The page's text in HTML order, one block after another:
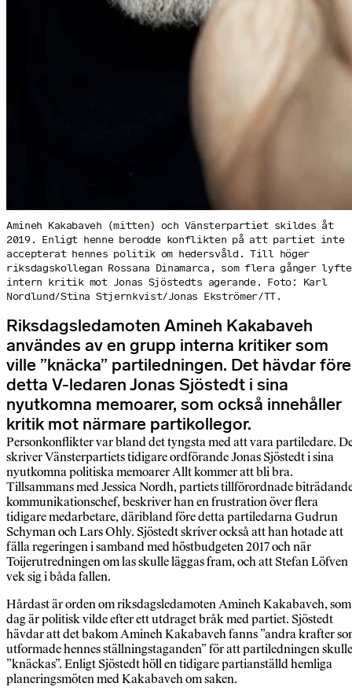
Amineh Kakabaveh (mitten) och Vänsterpartiet skildes åt
2019. Enligt henne berodde konflikten på att partiet inte
accepterat hennes politik om hedersvåld. Till höger
riksdagskollegan Rossana Dinamarca, som flera gånger lyfte
intern kritik mot Jonas Sjöstedts agerande. Foto: Karl
Nordlund/Stina Stjernkvist/Jonas Ekströmer/TT.
Riksdagsledamoten Amineh Kakabaveh
användes av en grupp interna kritiker som
ville ”knäcka” partiledningen. Det hävdar före
detta V-ledaren Jonas Sjöstedt i sina
nyutkomna memoarer, som också innehåller
kritik mot närmare partikollegor.
Personkonflikter var bland det tyngsta med att vara parti­ledare.
skriver Vänsterpartiets tidigare ordförande Jonas Sjöstedt i sina
nyutkomna politiska memoarer Allt kommer att bli bra.
Tillsammans med Jessica Nordh, partiets tillförordnade
kommunikationschef, beskriver han en frustration över flera
tidigare medarbetare, däribland före detta partiledarna Gudrun
Schyman och Lars Ohly. Sjöstedt skriver också att han hotade att
fälla regeringen i samband med höstbudgeten 2017 och när
Toijerutredningen om las skulle läggas fram, och att Stefan Löfven
vek sig i båda fallen.
Hårdast är orden om riksdagsledamoten Amineh Kakabaveh,
dag är politisk vilde efter ett utdraget bråk med partiet. Sjöstedt
hävdar att det bakom Amineh Kakabaveh fanns ”andra krafter
utformade hennes ställningstaganden” för att partiledningen skulle
”knäckas”. Enligt Sjöstedt höll en tidigare partianställd hemliga
planeringsmöten med Kakabaveh om saken.